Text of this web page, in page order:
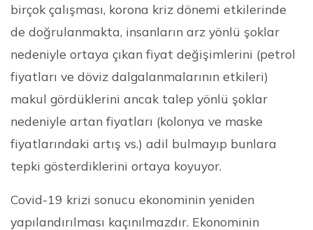
birçok çalışması, korona kriz dönemi etkilerinde
de doğrulanmakta, insanların arz yönlü şoklar
nedeniyle ortaya çıkan fiyat değişimlerini (petrol
fiyatları ve döviz dalgalanmalarının etkileri)
makul gördüklerini ancak talep yönlü şoklar
nedeniyle artan fiyatları (kolonya ve maske
fiyatlarındaki artış vs.) adil bulmayıp bunlara
tepki gösterdiklerini ortaya koyuyor.
Covid-19 krizi sonucu ekonominin yeniden
yapılandırılması kaçınılmazdır. Ekonominin